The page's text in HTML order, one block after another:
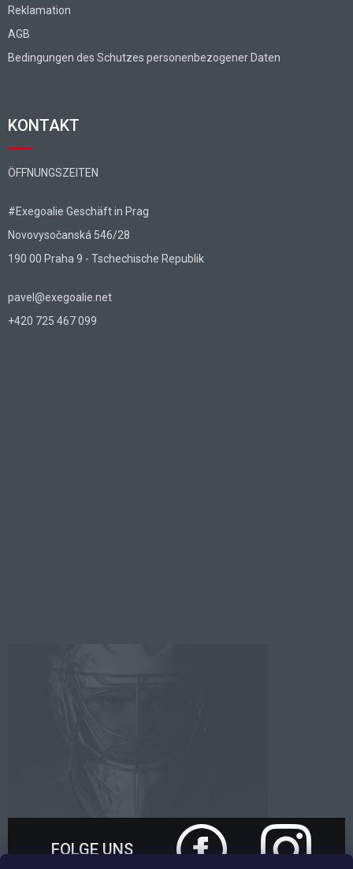
Reklamation
AGB
Bedingungen des Schutzes personenbezogener Daten
KONTAKT
ÖFFNUNGSZEITEN
#Exegoalie Geschäft in Prag
Novovysočanská 546/28
190 00 Praha 9 - Tschechische Republik
pavel@exegoalie.net
+420 725 467 099
FOLGE UNS